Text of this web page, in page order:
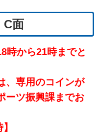
面
時から21時までと
、専用のコインが
ーツ振興課までお